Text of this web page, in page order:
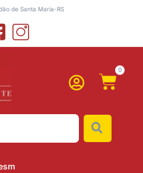
de Santa Maria-RS
0